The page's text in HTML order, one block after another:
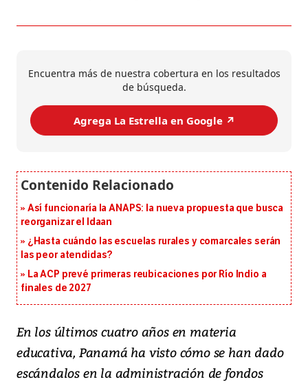
Encuentra más de nuestra cobertura en los resultados
de búsqueda.
Agrega La Estrella en Google ↗️
Así funcionaría la ANAPS: la nueva propuesta que busca
reorganizar el Idaan
¿Hasta cuándo las escuelas rurales y comarcales serán
las peor atendidas?
La ACP prevé primeras reubicaciones por Río Indio a
finales de 2027
En los últimos cuatro años en materia
educativa, Panamá ha visto cómo se han dado
escándalos en la administración de fondos